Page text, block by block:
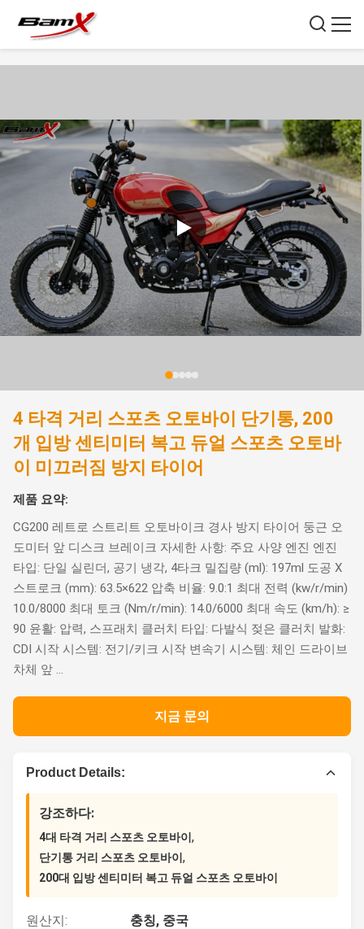
4 타격 거리 스포츠 오토바이 단기통, 200
개 입방 센티미터 복고 듀얼 스포츠 오토바
이 미끄러짐 방지 타이어
제품 요약:
CG200 레트로 스트리트 오토바이크 경사 방지 타이어 둥근 오
도미터 앞 디스크 브레이크 자세한 사항: 주요 사양 엔진 엔진
타입: 단일 실린더, 공기 냉각, 4타크 밀집량 (ml): 197ml 도공 X
스트로크 (mm): 63.5×622 압축 비율: 9.0:1 최대 전력 (kw/r/min)
10.0/8000 최대 토크 (Nm/r/min): 14.0/6000 최대 속도 (km/h): ≥
90 윤활: 압력, 스프래치 클러치 타입: 다발식 젖은 클러치 발화:
CDI 시작 시스템: 전기/키크 시작 변속기 시스템: 체인 드라이브
차체 앞 ...
지금 문의
Product Details:
강조하다:
4대 타격 거리 스포츠 오토바이 ,
단기통 거리 스포츠 오토바이 ,
200대 입방 센티미터 복고 듀얼 스포츠 오토바이
원산지:
충칭, 중국